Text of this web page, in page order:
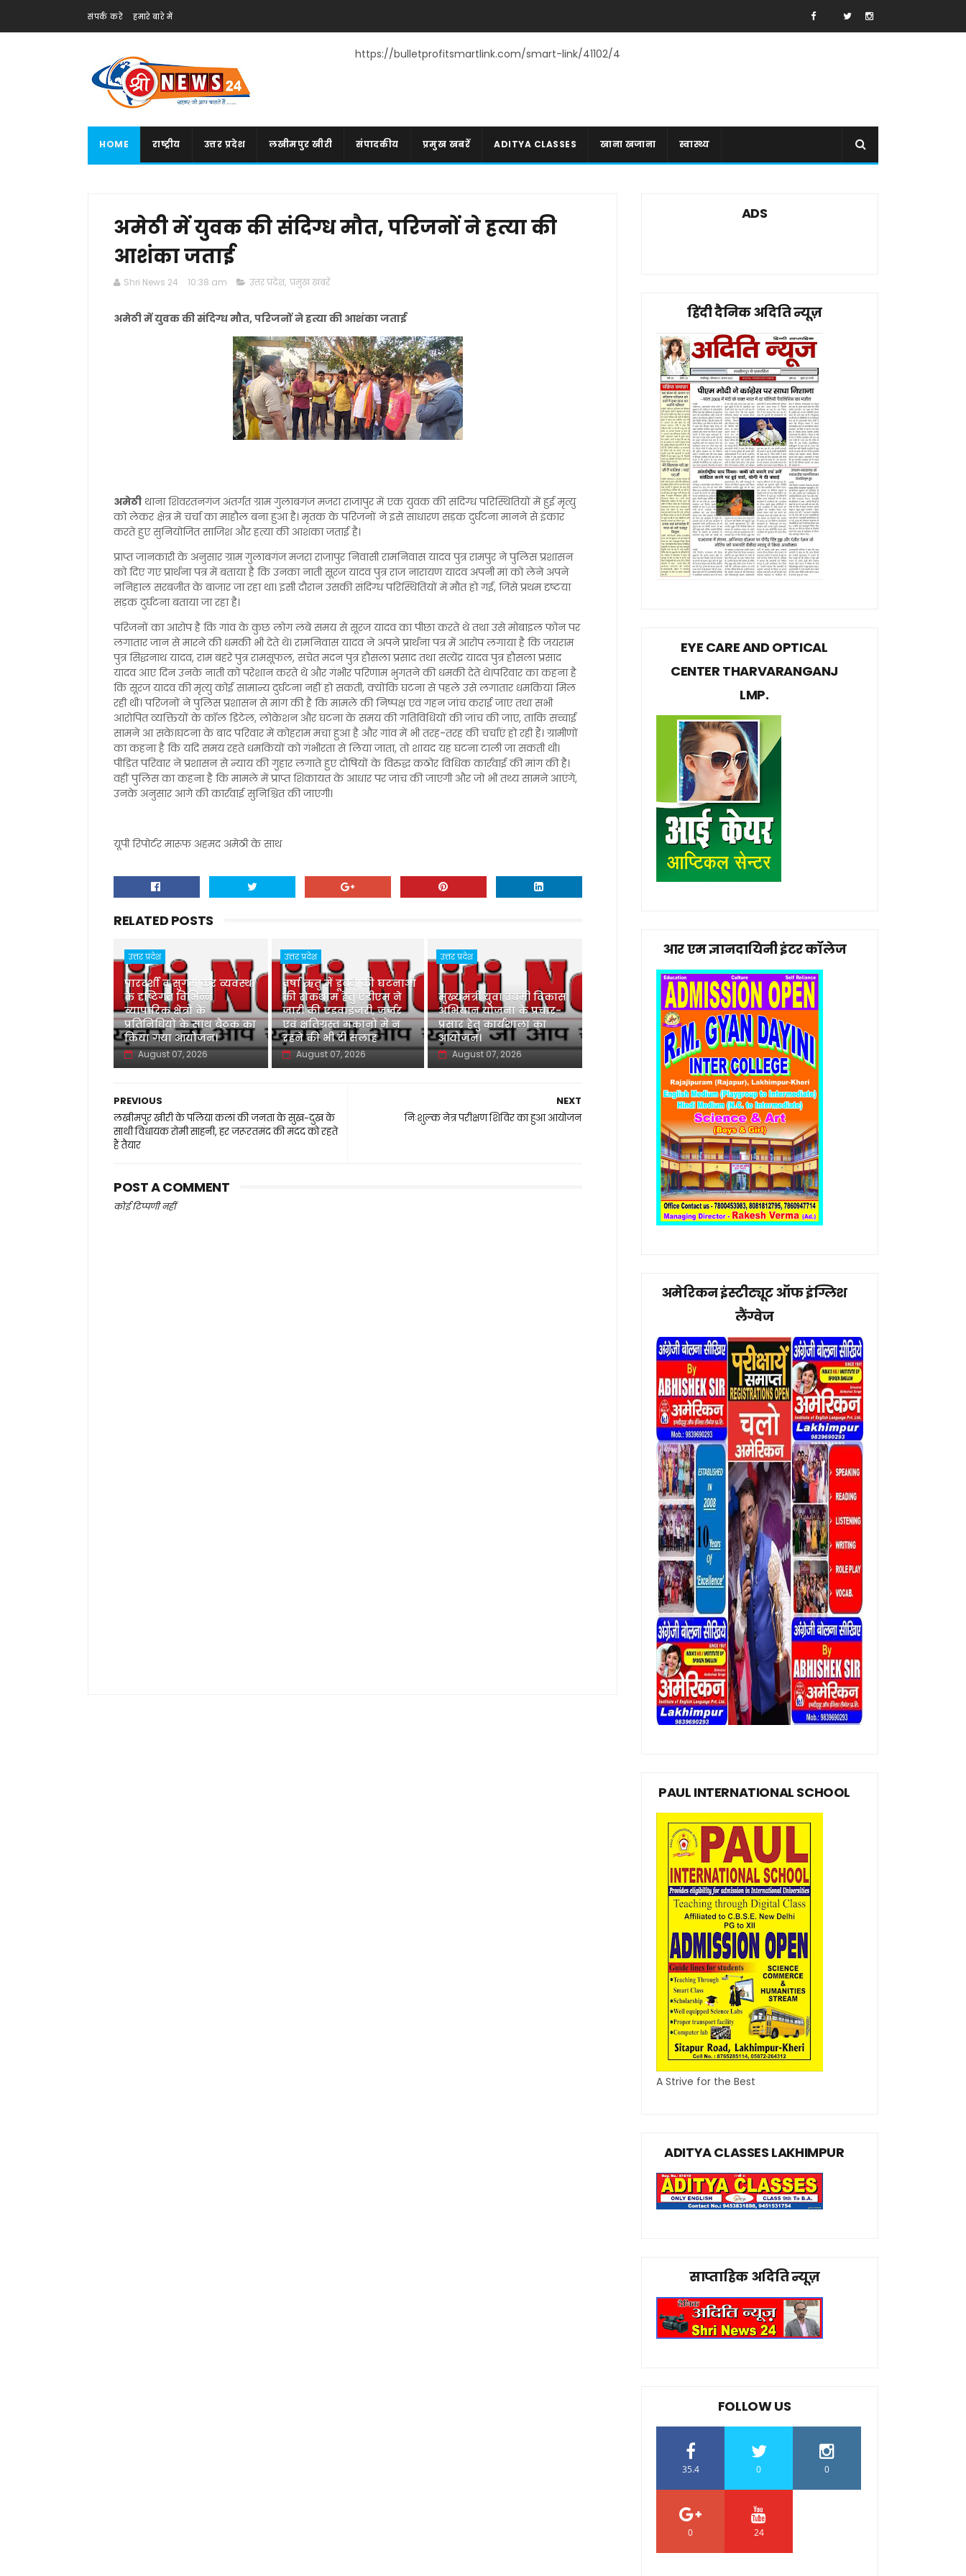
संपर्क करें हमारे बारे में
https://bulletprofitsmartlink.com/smart-link/41102/4
HOME राष्ट्रीय उत्तर प्रदेश लखीमपुर खीरी संपादकीय प्रमुख खबरें ADITYA CLASSES खाना खजाना स्वास्थ्य
अमेठी में युवक की संदिग्ध मौत, परिजनों ने हत्या की
आशंका जताई
Shri News 24 10:38 am उत्तर प्रदेश, प्रमुख खबरें
अमेठी में युवक की संदिग्ध मौत, परिजनों ने हत्या की आशंका जताई
अमेठी थाना शिवरतनगंज अंतर्गत ग्राम गुलाबगंज मजरा राजापुर में एक युवक की संदिग्ध परिस्थितियों में हुई मृत्यु
को लेकर क्षेत्र में चर्चा का माहौल बना हुआ है। मृतक के परिजनों ने इसे साधारण सड़क दुर्घटना मानने से इंकार
करते हुए सुनियोजित साजिश और हत्या की आशंका जताई है।
प्राप्त जानकारी के अनुसार ग्राम गुलाबगंज मजरा राजापुर निवासी रामनिवास यादव पुत्र रामपुर ने पुलिस प्रशासन
को दिए गए प्रार्थना पत्र में बताया है कि उनका नाती सूरज यादव पुत्र राज नारायण यादव अपनी मां को लेने अपने
ननिहाल सरबजीत के बाजार जा रहा था। इसी दौरान उसकी संदिग्ध परिस्थितियों में मौत हो गई, जिसे प्रथम दृष्टया
सड़क दुर्घटना बताया जा रहा है।
परिजनों का आरोप है कि गांव के कुछ लोग लंबे समय से सूरज यादव का पीछा करते थे तथा उसे मोबाइल फोन पर
लगातार जान से मारने की धमकी भी देते थे। रामनिवास यादव ने अपने प्रार्थना पत्र में आरोप लगाया है कि जयराम
पुत्र सिद्धनाथ यादव, राम बहरे पुत्र रामसूफल, सचेत मदन पुत्र हौसला प्रसाद तथा सत्येंद्र यादव पुत्र हौसला प्रसाद
यादव आए दिन उनके नाती को परेशान करते थे और गंभीर परिणाम भुगतने की धमकी देते थे।परिवार का कहना है
कि सूरज यादव की मृत्यु कोई सामान्य दुर्घटना नहीं हो सकती, क्योंकि घटना से पहले उसे लगातार धमकियां मिल
रही थीं। परिजनों ने पुलिस प्रशासन से मांग की है कि मामले की निष्पक्ष एवं गहन जांच कराई जाए तथा सभी
आरोपित व्यक्तियों के कॉल डिटेल, लोकेशन और घटना के समय की गतिविधियों की जांच की जाए, ताकि सच्चाई
सामने आ सके।घटना के बाद परिवार में कोहराम मचा हुआ है और गांव में भी तरह-तरह की चर्चाएं हो रही हैं। ग्रामीणों
का कहना है कि यदि समय रहते धमकियों को गंभीरता से लिया जाता, तो शायद यह घटना टाली जा सकती थी।
पीड़ित परिवार ने प्रशासन से न्याय की गुहार लगाते हुए दोषियों के विरुद्ध कठोर विधिक कार्रवाई की मांग की है।
वहीं पुलिस का कहना है कि मामले में प्राप्त शिकायत के आधार पर जांच की जाएगी और जो भी तथ्य सामने आएंगे,
उनके अनुसार आगे की कार्रवाई सुनिश्चित की जाएगी।
यूपी रिपोर्टर मारूफ अहमद अमेठी के साथ
RELATED POSTS
उत्तर प्रदेश
पारदर्शी व सुगम कर व्यवस्था
के दृष्टिगत विभिन्न
व्यापारिक क्षेत्रों के
प्रतिनिधियों के साथ बैठक का
किया गया आयोजन।
August 07, 2026
उत्तर प्रदेश
वर्षा ऋतु में डूबने की घटनाओं
की रोकथाम हेतु एडीएम ने
जारी की एडवाइजरी, जर्जर
एवं क्षतिग्रस्त मकानों में न
रहने की भी दी सलाह
August 07, 2026
उत्तर प्रदेश
मुख्यमंत्री युवा उद्यमी विकास
अभियान योजना के प्रचार-
प्रसार हेतु कार्यशाला का
आयोजन।
August 07, 2026
NEXT
निःशुल्क नेत्र परीक्षण शिविर का हुआ आयोजन
PREVIOUS
लखीमपुर खीरी के पलिया कलां की जनता के सुख-दुख के
साथी विधायक रोमी साहनी, हर जरूरतमंद की मदद को रहते
हैं तैयार
POST A COMMENT
कोई टिप्पणी नहीं
ADS
हिंदी दैनिक अदिति न्यूज़
EYE CARE AND OPTICAL
CENTER THARVARANGANJ
LMP.
आर एम ज्ञानदायिनी इंटर कॉलेज
अमेरिकन इंस्टीट्यूट ऑफ इंग्लिश
लैंग्वेज
PAUL INTERNATIONAL SCHOOL
A Strive for the Best
ADITYA CLASSES LAKHIMPUR
साप्ताहिक अदिति न्यूज़
FOLLOW US
35.4 0 0
0 24